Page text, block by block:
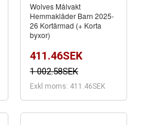
Wolves Målvakt
Hemmakläder Barn 2025-
26 Kortärmad (+ Korta
byxor)
411.46SEK
1 002.58SEK
Exkl moms: 411.46SEK